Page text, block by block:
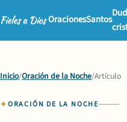
OracionesSantos
Inicio/Oración de la Noche/Artículo
ORACIÓN DE LA NOCHE